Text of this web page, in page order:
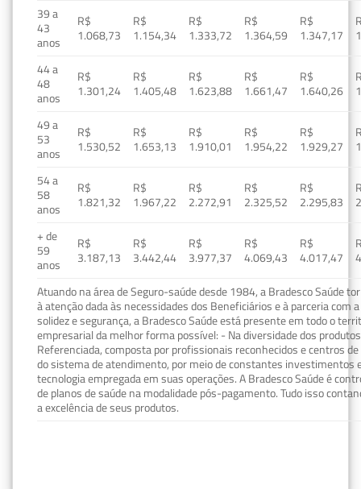
39 a
43
anos
R$
1.068,73
R$
1.154,34
R$
1.333,72
R$
1.364,59
R$
1.347,17
44 a
48
anos
R$
1.301,24
R$
1.405,48
R$
1.623,88
R$
1.661,47
R$
1.640,26
49 a
53
anos
R$
1.530,52
R$
1.653,13
R$
1.910,01
R$
1.954,22
R$
1.929,27
54 a
58
anos
R$
1.821,32
R$
1.967,22
R$
2.272,91
R$
2.325,52
R$
2.295,83
+ de
59
anos
R$
3.187,13
R$
3.442,44
R$
3.977,37
R$
4.069,43
R$
4.017,47
Atuando na área de Seguro-saúde desde 1984, a Bradesco Saúde
à atenção dada às necessidades dos Beneficiários e à parceria com
solidez e segurança, a Bradesco Saúde está presente em todo o
empresarial da melhor forma possível: - Na diversidade dos
Referenciada, composta por profissionais reconhecidos e centros
do sistema de atendimento, por meio de constantes investimentos
tecnologia empregada em suas operações. A Bradesco Saúde é
de planos de saúde na modalidade pós-pagamento. Tudo isso
a excelência de seus produtos.